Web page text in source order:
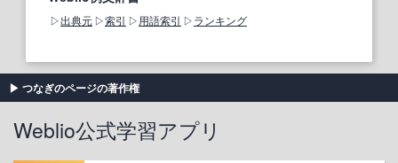
出典元 索引 用語索引 ランキング
つなぎのページの著作権
Weblio公式学習アプリ